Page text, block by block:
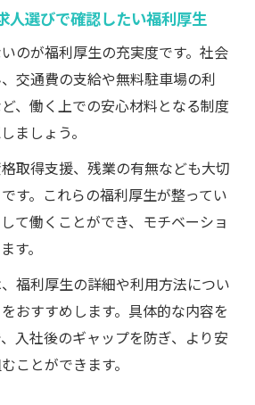
人選びで確認したい福利厚生
のが福利厚生の充実度です。社会
交通費の支給や無料駐車場の利
、働く上での安心材料となる制度
ましょう。
取得支援、残業の有無なども大切
す。これらの福利厚生が整ってい
て働くことができ、モチベーショ
す。
福利厚生の詳細や利用方法につい
おすすめします。具体的な内容を
入社後のギャップを防ぎ、より安
ことができます。